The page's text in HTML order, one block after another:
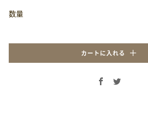
数量
カートに入れる
Facebook
Twitter